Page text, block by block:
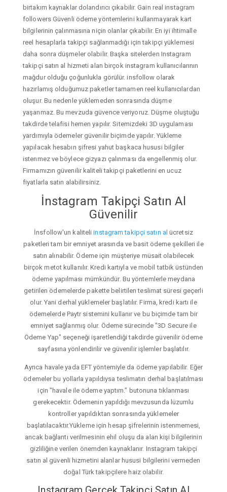
birtakım kaynaklar dolandırıcı çıkabilir. Gain real instagram
followers Güvenli ödeme yöntemlerini kullanmayarak kart
bilgilerinin çalınmasına niçin olanlar çıkabilir. En iyi ihtimalle
reel hesaplarla takipçi sağlanmadığı için takipçi yüklemesi
daha sonra düşmeler olabilir. Başka sitelerden Instagram
takipçi satın al hizmeti alan birçok instagram kullanıcılarının
mağdur olduğu çoğunlukla görülür. insfollow olarak
hazırlamış olduğumuz paketler tamamen reel kullanıcılardan
oluşur. Bu nedenle yüklemeden sonrasında düşme
yaşanmaz. Bu mevzuda güvence veriyoruz. Düşme oluştuğu
takdirde telafisi hemen yapılır. Sitemizdeki 3D uygulaması
yardımıyla ödemeler güvenilir biçimde yapılır. Yükleme
yapılacak hesabın şifresi yahut başkaca hususi bilgiler
istenmez ve böylece gizyazı çalınması da engellenmiş olur.
Firmamızın güvenilir kaliteli takipçi paketlerini en ucuz
fiyatlarla satın alabilirsiniz.
İnstagram Takipçi Satın Al
Güvenilir
İnsfollow'un kaliteliinstagram takipçi satın al ücretsiz
paketleri tam bir emniyet arasında ve basit ödeme şekilleri ile
satın alınabilir. Ödeme için müşteriye müsait olabilecek
birçok metot kullanılır. Kredi kartıyla ve mobil tatbik üstünden
ödeme yapılması mümkündür. Bu yöntemlerle meydana
getirilen ödemelerde pakette belirtilen teslimat süresi geçerli
olur. Yani derhal yüklemeler başlatılır. Firma, kredi kartı ile
ödemelerde Paytr sistemini kullanır ve bu biçimde tam bir
emniyet sağlanmış olur. Ödeme sürecinde "3D Secure ile
Ödeme Yap" seçeneği işaretlendiği takdirde güvenilir ödeme
sayfasına yönlendirilir ve güvenilir işlemler başlatılır.
Ayrıca havale yada EFT yöntemiyle da ödeme yapılabilir. Eğer
ödemeler bu yollarla yapıldıysa teslimatın derhal başlatılması
için "havale ile ödeme yaptım." butonuna tıklanması
gerekecektir. Ödemenin yapıldığı mevzusunda lüzumlu
kontroller yapıldıktan sonrasında yüklemeler
başlatılacaktır.Yükleme için hesap şifrelerinin istenmemesi,
ancak bağlantı verilmesinin ehil oluşu da alan kişi bilgilerinin
gizliliğine verilen önemden kaynaklanır. Instagram takipçi
satın al güvenli hizmetini alanlar hususi bilgilerini vermeden
doğal Türk takipçilere haiz olabilir.